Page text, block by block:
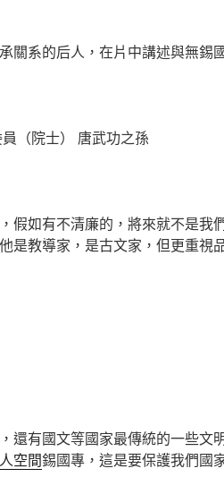
關系的后人，在片中講述與無
（院士） 唐武功之孫
假如有不清廉的，將來就不是我
是教導家，是古文家，但更重
還有國文等國家最傳統的一些文
空間錫國專，這是要保護我們國